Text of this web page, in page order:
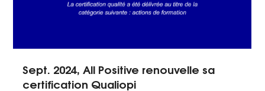
Sept. 2024, All Positive renouvelle sa
certification Qualiopi